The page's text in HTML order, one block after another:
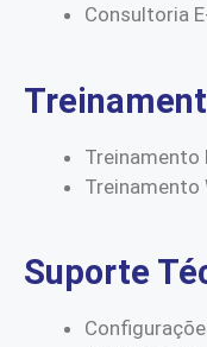
Consultoria
Treinamento
Treinamento
Suporte